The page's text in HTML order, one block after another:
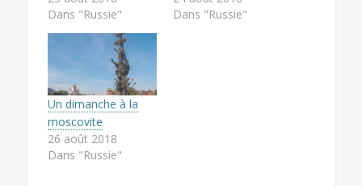
Dans "Russie"
Dans "Russie"
Un dimanche à la
moscovite
26 août 2018
Dans "Russie"